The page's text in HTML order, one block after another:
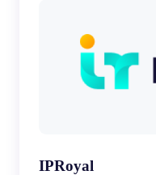
IPRoyal